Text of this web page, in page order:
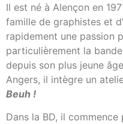
Il est né à Alençon en
famille de graphistes et
rapidement une passion
particulièrement la
depuis son plus jeune
Angers, il intègre un
Beuh !
Dans la BD, il